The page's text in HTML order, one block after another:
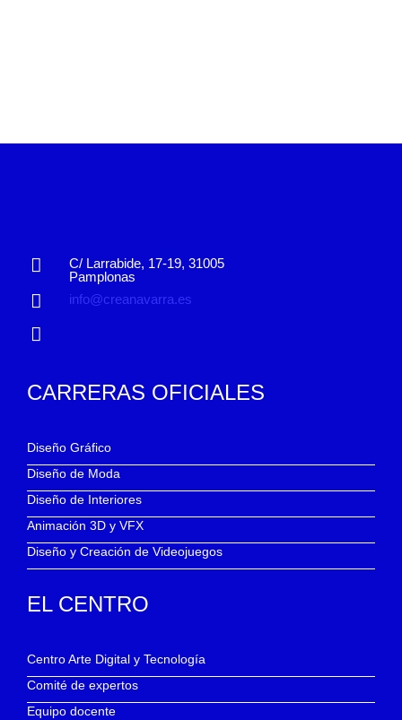
C/ Larrabide, 17-19, 31005
Pamplonas
info@creanavarra.es
CARRERAS OFICIALES
Diseño Gráfico
Diseño de Moda
Diseño de Interiores
Animación 3D y VFX
Diseño y Creación de Videojuegos
EL CENTRO
Centro Arte Digital y Tecnología
Comité de expertos
Equipo docente